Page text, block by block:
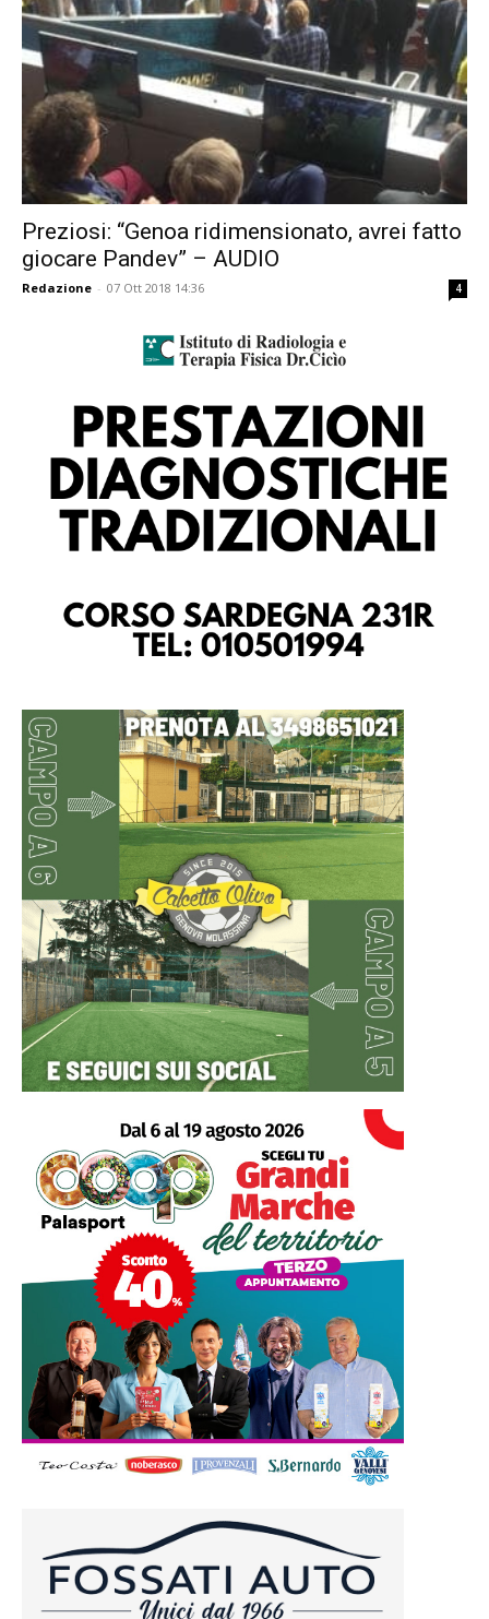
Preziosi: “Genoa ridimensionato, avrei fatto
giocare Pandev” – AUDIO
Redazione - 07 Ott 2018 14:36 4